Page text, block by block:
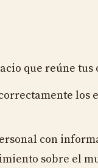
que reúne tus
los
con
sobre el